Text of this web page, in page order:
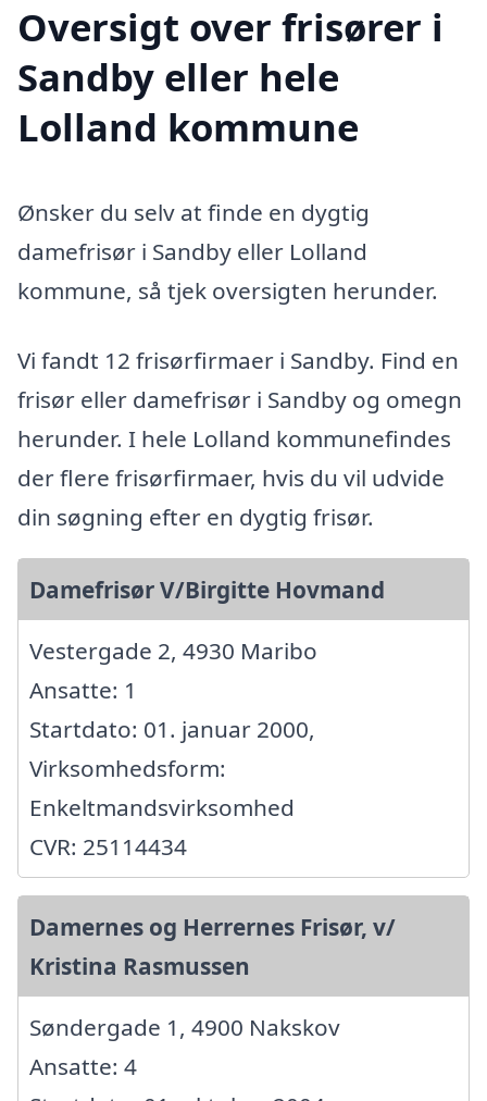
Oversigt over frisører i
Sandby eller hele
Lolland kommune
Ønsker du selv at finde en dygtig
damefrisør i Sandby eller Lolland
kommune, så tjek oversigten herunder.
Vi fandt 12 frisørfirmaer i Sandby. Find en
frisør eller damefrisør i Sandby og omegn
herunder. I hele Lolland kommunefindes
der flere frisørfirmaer, hvis du vil udvide
din søgning efter en dygtig frisør.
Damefrisør V/Birgitte Hovmand
Vestergade 2, 4930 Maribo
Ansatte: 1
Startdato: 01. januar 2000,
Virksomhedsform:
Enkeltmandsvirksomhed
CVR: 25114434
Damernes og Herrernes Frisør, v/
Kristina Rasmussen
Søndergade 1, 4900 Nakskov
Ansatte: 4